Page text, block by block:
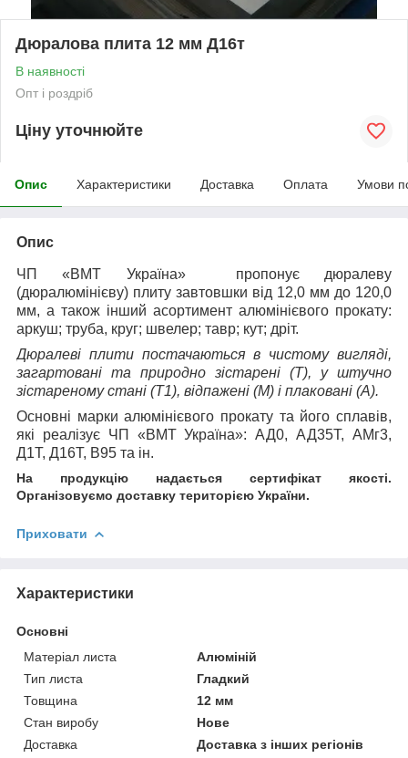
Дюралова плита 12 мм Д16т
В наявності
Опт і роздріб
Ціну уточнюйте
Опис Характеристики Доставка Оплата Умови
Опис
ЧП «ВМТ Україна» пропонує дюралеву
(дюралюмінієву) плиту завтовшки від 12,0 мм до 120,0
мм, а також інший асортимент алюмінієвого прокату:
аркуш; труба, круг; швелер; тавр; кут; дріт.
Дюралеві плити постачаються в чистому вигляді,
загартовані та природно зістарені (Т), у штучно
зістареному стані (Т1), відпажені (М) і плаковані (А).
Основні марки алюмінієвого прокату та його сплавів,
які реалізує ЧП «ВМТ Україна»:АД0, АД35Т, АМг3,
Д1Т, Д16Т, В95 та ін.
На продукцію надається сертифікат якості.
Організовуємо доставку територією України.
Приховати
Характеристики
Основні
Матеріал листа
Алюміній
Тип листа
Гладкий
Товщина
12 мм
Стан виробу
Нове
Доставка
Доставка з інших регіонів